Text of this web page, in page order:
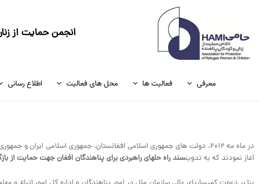
انجمن حمایت از
معرفی فعالیت ها محل های فعالیت اطلاع رسانی
در ماه مه ۲۰۱۲، دولت های جمهوری اسلامی افغانستان، جمهوری اسلامی
آغاز نمودند که به تدوینسند راه حل‏های راهبردی برای پناهندگان افغان جهت حمایت از